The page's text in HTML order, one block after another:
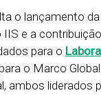
o lançamento
e a
para o
o Marco
ambos liderados